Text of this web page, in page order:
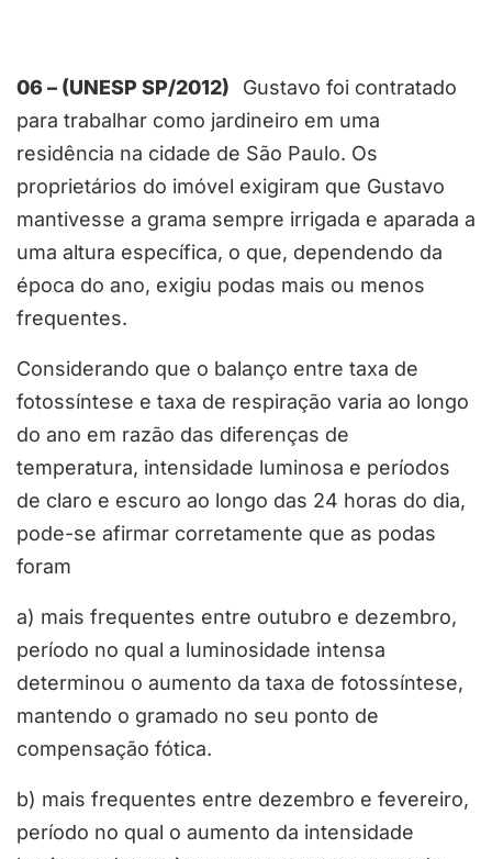
06 – (UNESP SP/2012) Gustavo foi contratado
para trabalhar como jardineiro em uma
residência na cidade de São Paulo. Os
proprietários do imóvel exigiram que Gustavo
mantivesse a grama sempre irrigada e aparada a
uma altura específica, o que, dependendo da
época do ano, exigiu podas mais ou menos
frequentes.
Considerando que o balanço entre taxa de
fotossíntese e taxa de respiração varia ao longo
do ano em razão das diferenças de
temperatura, intensidade luminosa e períodos
de claro e escuro ao longo das 24 horas do dia,
pode-se afirmar corretamente que as podas
foram
a) mais frequentes entre outubro e dezembro,
período no qual a luminosidade intensa
determinou o aumento da taxa de fotossíntese,
mantendo o gramado no seu ponto de
compensação fótica.
b) mais frequentes entre dezembro e fevereiro,
período no qual o aumento da intensidade